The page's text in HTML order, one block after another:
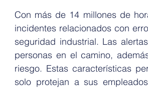
Con más de 14 millones de
incidentes relacionados con
seguridad industrial. Las
personas en el camino,
riesgo. Estas características
solo protejan a sus